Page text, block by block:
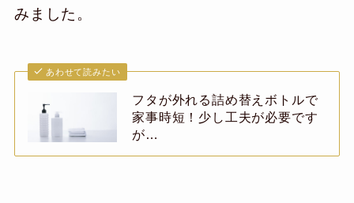
みました。
あわせて読みたい
フタが外れる詰め替えボトルで
家事時短！少し工夫が必要です
が…